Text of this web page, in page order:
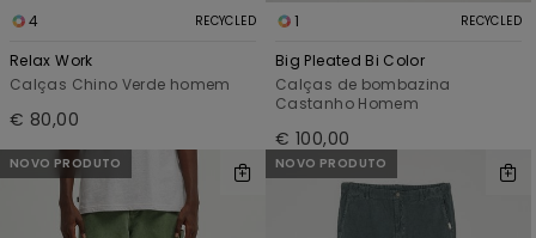
4 RECYCLED
Relax Work
Calças Chino Verde homem
€ 80,00
1 RECYCLED
Big Pleated Bi Color
Calças de bombazina
Castanho Homem
€ 100,00
NOVO PRODUTO NOVO PRODUTO